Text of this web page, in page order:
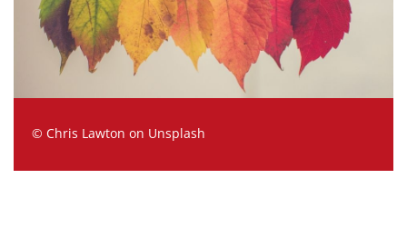
© Chris Lawton on Unsplash